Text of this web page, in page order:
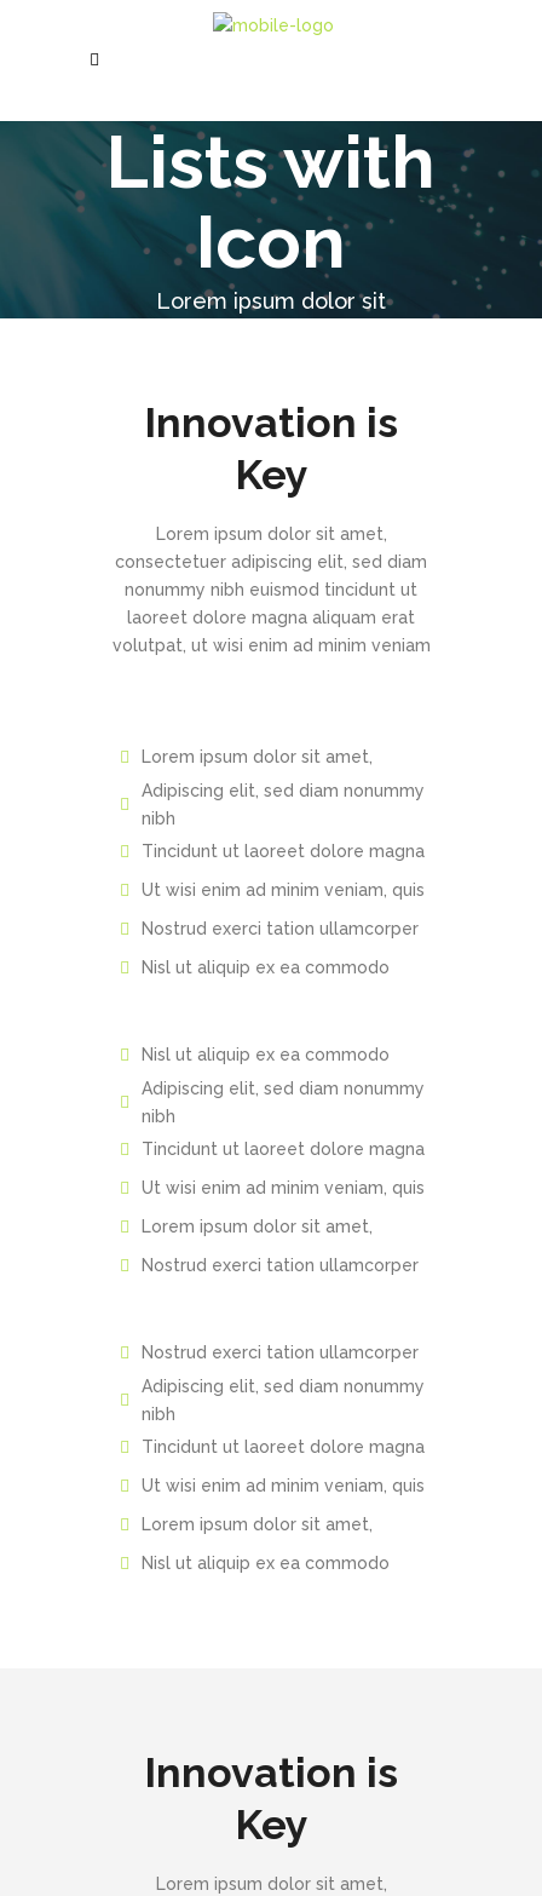
Lists with
Icon
Lorem ipsum dolor sit
Innovation is
Key
Lorem ipsum dolor sit amet,
consectetuer adipiscing elit, sed diam
nonummy nibh euismod tincidunt ut
laoreet dolore magna aliquam erat
volutpat, ut wisi enim ad minim veniam
Lorem ipsum dolor sit amet,
Adipiscing elit, sed diam nonummy
nibh
Tincidunt ut laoreet dolore magna
Ut wisi enim ad minim veniam, quis
Nostrud exerci tation ullamcorper
Nisl ut aliquip ex ea commodo
Nisl ut aliquip ex ea commodo
Adipiscing elit, sed diam nonummy
nibh
Tincidunt ut laoreet dolore magna
Ut wisi enim ad minim veniam, quis
Lorem ipsum dolor sit amet,
Nostrud exerci tation ullamcorper
Nostrud exerci tation ullamcorper
Adipiscing elit, sed diam nonummy
nibh
Tincidunt ut laoreet dolore magna
Ut wisi enim ad minim veniam, quis
Lorem ipsum dolor sit amet,
Nisl ut aliquip ex ea commodo
Innovation is
Key
Lorem ipsum dolor sit amet,